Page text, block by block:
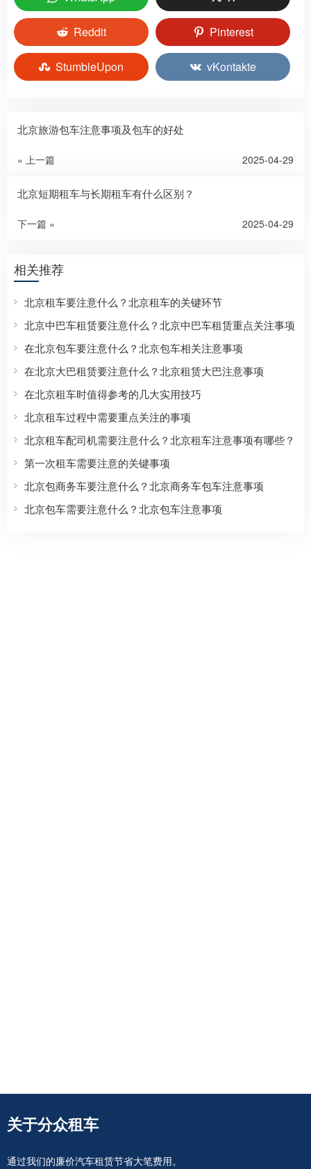
Reddit Pinterest
StumbleUpon vKontakte
北京旅游包车注意事项及包车的好处
« 上一篇 2025-04-29
北京短期租车与长期租车有什么区别？
下一篇 » 2025-04-29
相关推荐
北京租车要注意什么？北京租车的关键环节
北京中巴车租赁要注意什么？北京中巴车租赁重点关注事项
在北京包车要注意什么？北京包车相关注意事项
在北京大巴租赁要注意什么？北京租赁大巴注意事项
在北京租车时值得参考的几大实用技巧
北京租车过程中需要重点关注的事项
北京租车配司机需要注意什么？北京租车注意事项有哪些？
第一次租车需要注意的关键事项
北京包商务车要注意什么？北京商务车包车注意事项
北京包车需要注意什么？北京包车注意事项
关于分众租车
通过我们的廉价汽车租赁节省大笔费用。